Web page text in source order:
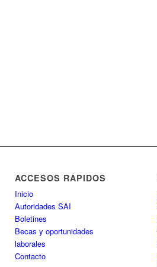
ACCESOS RÁPIDOS
Inicio
Autoridades SAI
Boletines
Becas y oportunidades
laborales
Contacto